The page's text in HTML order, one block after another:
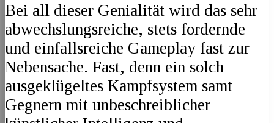
Bei all dieser Genialität wird das sehr
abwechslungsreiche, stets fordernde
und einfallsreiche Gameplay fast zur
Nebensache. Fast, denn ein solch
ausgeklügeltes Kampfsystem samt
Gegnern mit unbeschreiblicher